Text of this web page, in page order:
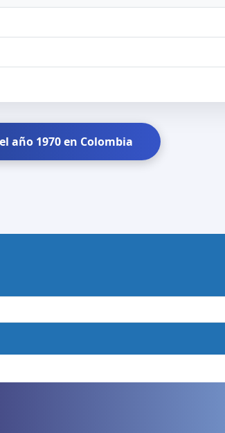
año 1970 en Colombia